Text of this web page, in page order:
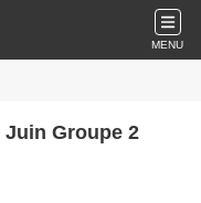
MENU
Séjour Vic sur Cère Jour 2 14 Juin Groupe 2